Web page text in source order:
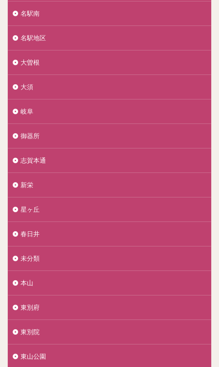
名駅南
名駅地区
大曽根
大須
岐阜
御器所
志賀本通
新栄
星ヶ丘
春日井
未分類
本山
東別府
東別院
東山公園